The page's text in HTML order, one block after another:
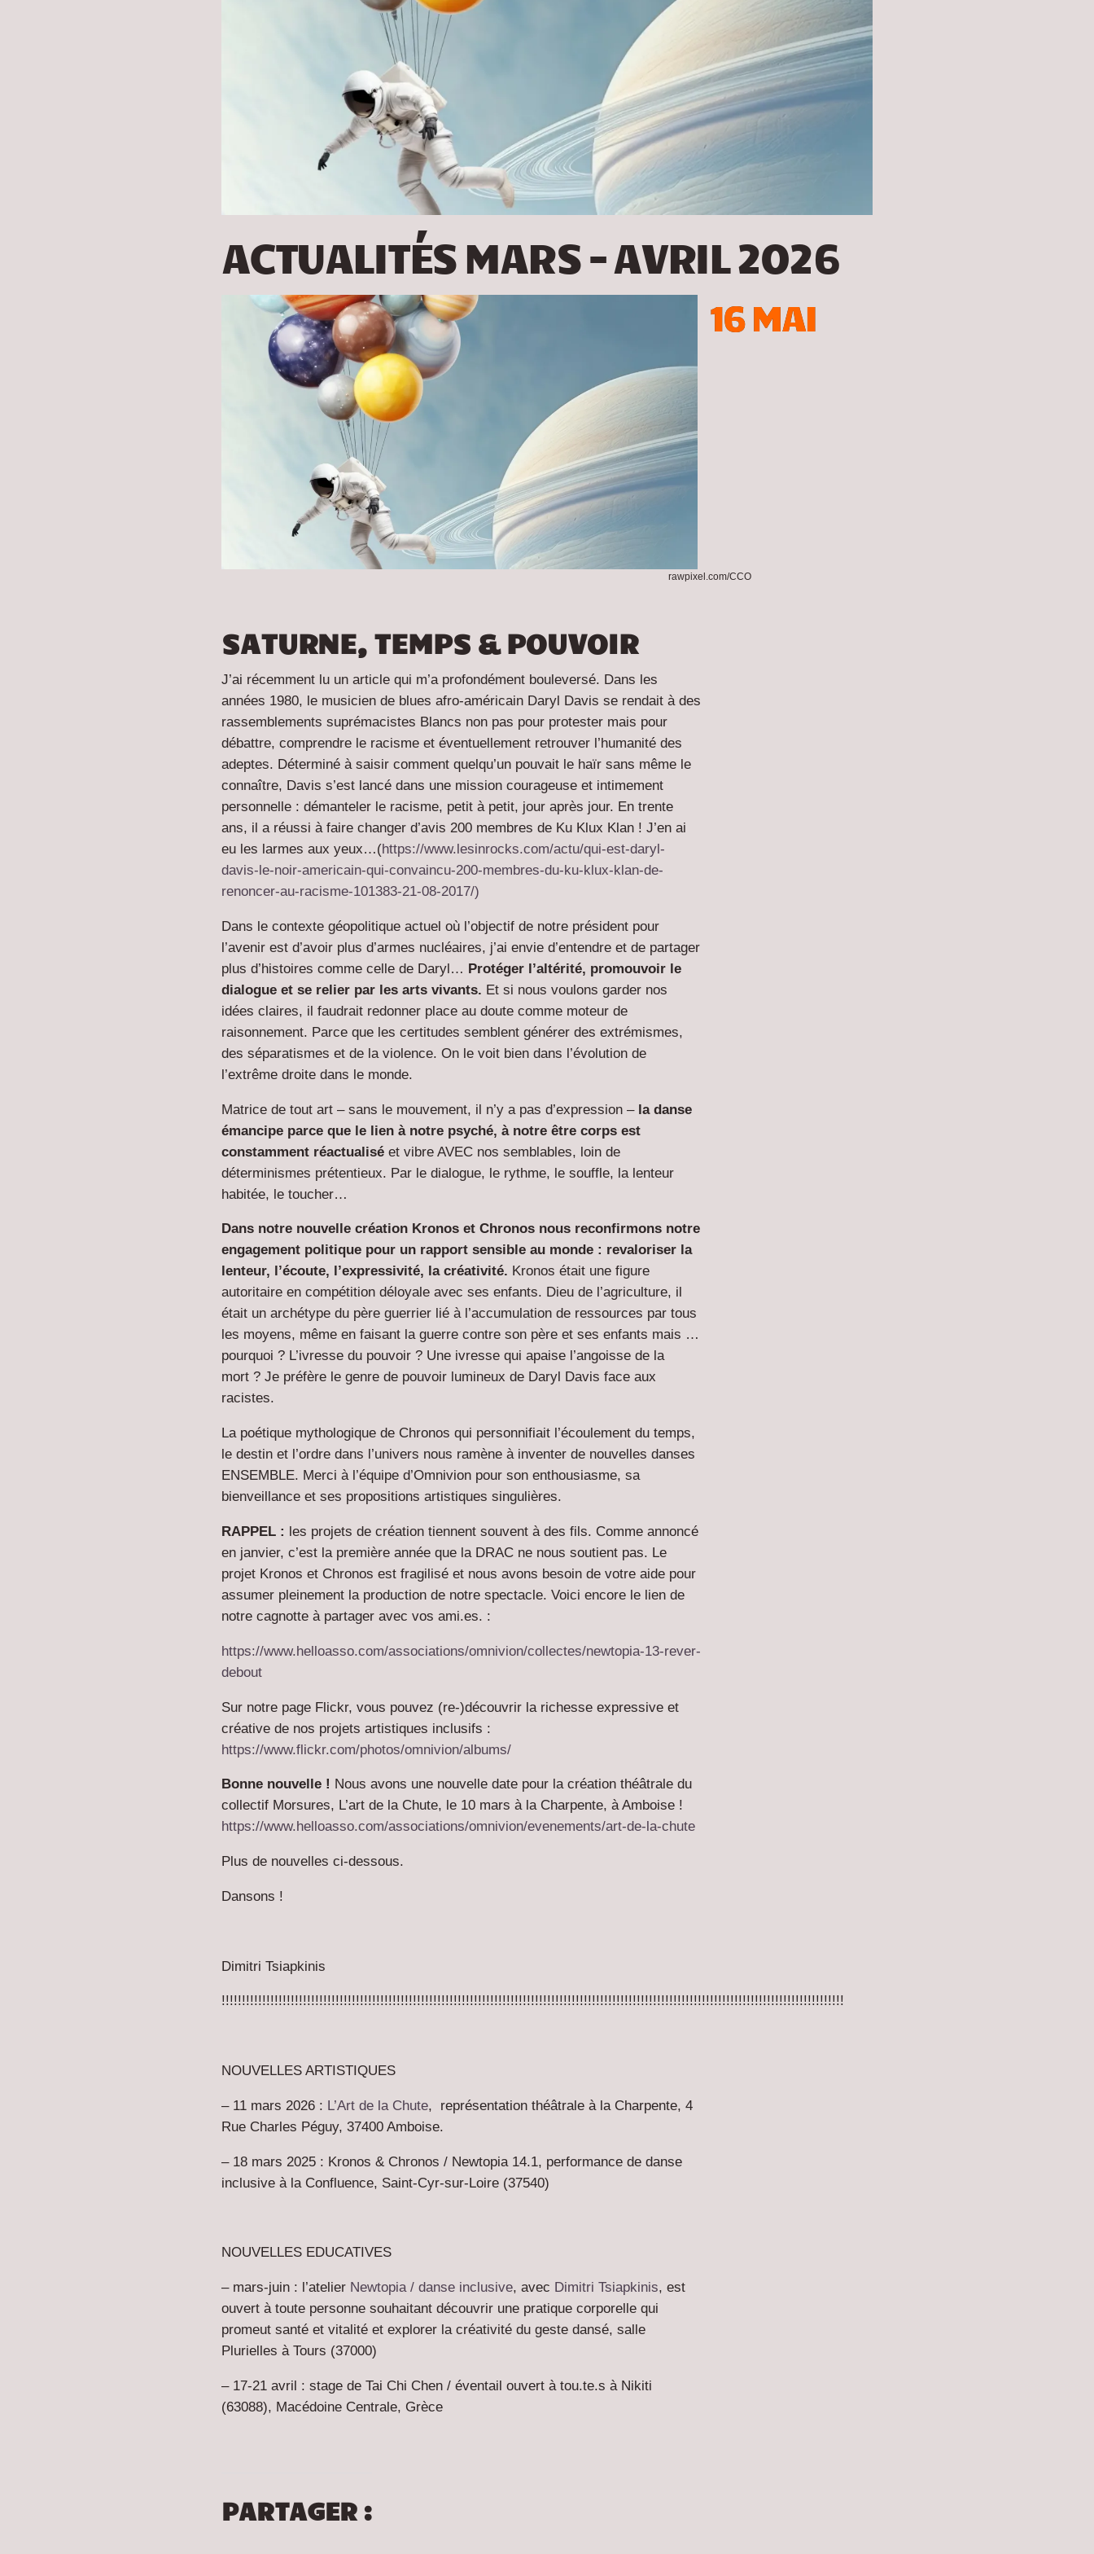
ACTUALITÉS MARS – AVRIL 2026
rawpixel.com/CCO
SATURNE, TEMPS & POUVOIR
J’ai récemment lu un article qui m’a profondément bouleversé. Dans les
années 1980, le musicien de blues afro-américain Daryl Davis se rendait à des
rassemblements suprémacistes Blancs non pas pour protester mais pour
débattre, comprendre le racisme et éventuellement retrouver l’humanité des
adeptes. Déterminé à saisir comment quelqu’un pouvait le haïr sans même le
connaître, Davis s’est lancé dans une mission courageuse et intimement
personnelle : démanteler le racisme, petit à petit, jour après jour. En trente
ans, il a réussi à faire changer d’avis 200 membres de Ku Klux Klan ! J’en ai
eu les larmes aux yeux…(https://www.lesinrocks.com/actu/qui-est-daryl-
davis-le-noir-americain-qui-convaincu-200-membres-du-ku-klux-klan-de-
renoncer-au-racisme-101383-21-08-2017/)
Dans le contexte géopolitique actuel où l’objectif de notre président pour
l’avenir est d’avoir plus d’armes nucléaires, j’ai envie d’entendre et de partager
plus d’histoires comme celle de Daryl… Protéger l’altérité, promouvoir le
dialogue et se relier par les arts vivants. Et si nous voulons garder nos
idées claires, il faudrait redonner place au doute comme moteur de
raisonnement. Parce que les certitudes semblent générer des extrémismes,
des séparatismes et de la violence. On le voit bien dans l’évolution de
l’extrême droite dans le monde.
Matrice de tout art – sans le mouvement, il n’y a pas d’expression – la danse
émancipe parce que le lien à notre psyché, à notre être corps est
constamment réactualisé et vibre AVEC nos semblables, loin de
déterminismes prétentieux. Par le dialogue, le rythme, le souffle, la lenteur
habitée, le toucher…
Dans notre nouvelle création Kronos et Chronos nous reconfirmons notre
engagement politique pour un rapport sensible au monde : revaloriser la
lenteur, l’écoute, l’expressivité, la créativité. Kronos était une figure
autoritaire en compétition déloyale avec ses enfants. Dieu de l’agriculture, il
était un archétype du père guerrier lié à l’accumulation de ressources par tous
les moyens, même en faisant la guerre contre son père et ses enfants mais …
pourquoi ? L’ivresse du pouvoir ? Une ivresse qui apaise l’angoisse de la
mort ? Je préfère le genre de pouvoir lumineux de Daryl Davis face aux
racistes.
La poétique mythologique de Chronos qui personnifiait l’écoulement du temps,
le destin et l’ordre dans l’univers nous ramène à inventer de nouvelles danses
ENSEMBLE. Merci à l’équipe d’Omnivion pour son enthousiasme, sa
bienveillance et ses propositions artistiques singulières.
RAPPEL : les projets de création tiennent souvent à des fils. Comme annoncé
en janvier, c’est la première année que la DRAC ne nous soutient pas. Le
projet Kronos et Chronos est fragilisé et nous avons besoin de votre aide pour
assumer pleinement la production de notre spectacle. Voici encore le lien de
notre cagnotte à partager avec vos ami.es. :
https://www.helloasso.com/associations/omnivion/collectes/newtopia-13-rever-
debout
Sur notre page Flickr, vous pouvez (re-)découvrir la richesse expressive et
créative de nos projets artistiques inclusifs :
https://www.flickr.com/photos/omnivion/albums/
Bonne nouvelle ! Nous avons une nouvelle date pour la création théâtrale du
collectif Morsures, L’art de la Chute, le 10 mars à la Charpente, à Amboise !
https://www.helloasso.com/associations/omnivion/evenements/art-de-la-chute
Plus de nouvelles ci-dessous.
Dansons !
Dimitri Tsiapkinis
!!!!!!!!!!!!!!!!!!!!!!!!!!!!!!!!!!!!!!!!!!!!!!!!!!!!!!!!!!!!!!!!!!!!!!!!!!!!!!!!!!!!!!!!!!!!!!!!!!!!!!!!!!!!!!!!!!!!!!!!!!!!!!!!!!!!!!!!!!!!!!!!!!!!!!!!!
NOUVELLES ARTISTIQUES
– 11 mars 2026 : L’Art de la Chute,
représentation théâtrale à la Charpente, 4
Rue Charles Péguy, 37400 Amboise.
– 18 mars 2025 : Kronos & Chronos / Newtopia 14.1, performance de danse
inclusive à la Confluence, Saint-Cyr-sur-Loire (37540)
NOUVELLES EDUCATIVES
– mars-juin : l’atelier Newtopia / danse inclusive, avec Dimitri Tsiapkinis, est
ouvert à toute personne souhaitant découvrir une pratique corporelle qui
promeut santé et vitalité et explorer la créativité du geste dansé, salle
Plurielles à Tours (37000)
– 17-21 avril : stage de Tai Chi Chen / éventail ouvert à tou.te.s à Nikiti
(63088), Macédoine Centrale, Grèce
PARTAGER :
16 MAI